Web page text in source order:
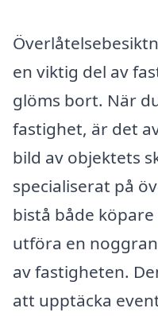
en viktig del av
glöms bort. När
fastighet, är det
bild av objektets
specialiserat på
bistå både
utföra en
av fastigheten.
att upptäcka